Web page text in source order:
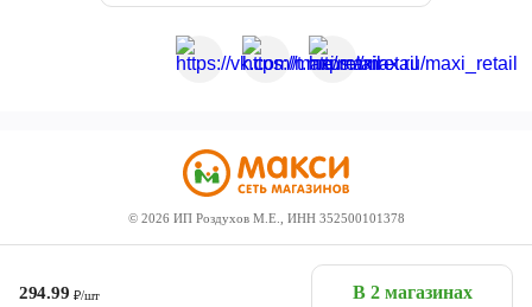
294.99 ₽/шт В 2 магазинах
© 2026 ИП Роздухов М.Е., ИНН 352500101378